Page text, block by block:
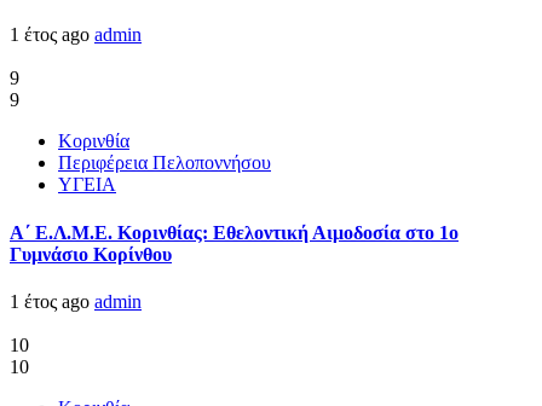
1 έτος ago admin
9
9
Κορινθία
Περιφέρεια Πελοποννήσου
ΥΓΕΙΑ
Α΄ Ε.Λ.Μ.Ε. Κορινθίας: Εθελοντική Αιμοδοσία στο 1ο
Γυμνάσιο Κορίνθου
1 έτος ago admin
10
10